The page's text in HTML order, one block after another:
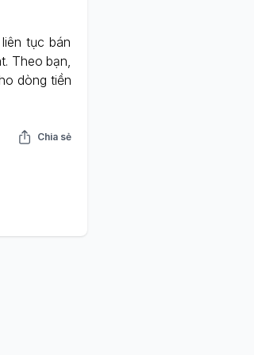
tục bán
Theo bạn,
dòng tiền
Chia sẻ